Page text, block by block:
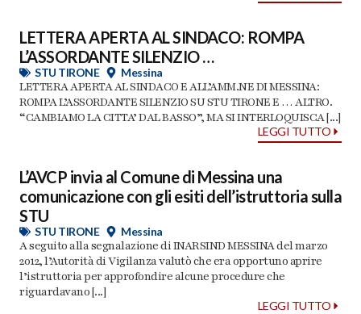
LETTERA APERTA AL SINDACO: ROMPA
L’ASSORDANTE SILENZIO …
STU TIRONE Messina
LETTERA APERTA AL SINDACO E ALL’AMM.NE DI MESSINA:
ROMPA L’ASSORDANTE SILENZIO SU STU TIRONE E … ALTRO.
“CAMBIAMO LA CITTA’ DAL BASSO”, MA SI INTERLOQUISCA [...]
LEGGI TUTTO
L’AVCP invia al Comune di Messina una
comunicazione con gli esiti dell’istruttoria sulla
STU
STU TIRONE Messina
A seguito alla segnalazione di INARSIND MESSINA del marzo
2012, l’Autorità di Vigilanza valutò che era opportuno aprire
l’istruttoria per approfondire alcune procedure che
riguardavano [...]
LEGGI TUTTO